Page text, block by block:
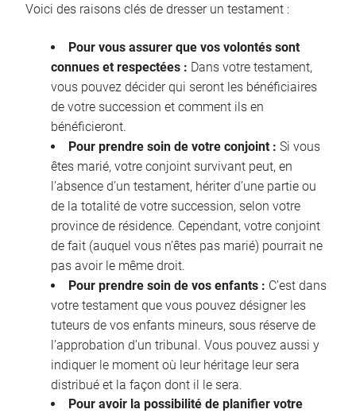
Voici des raisons clés de dresser un testament :
Pour vous assurer que vos volontés sont
connues et respectées : Dans votre testament,
vous pouvez décider qui seront les bénéficiaires
de votre succession et comment ils en
bénéficieront.
Pour prendre soin de votre conjoint : Si vous
êtes marié, votre conjoint survivant peut, en
l’absence d’un testament, hériter d’une partie ou
de la totalité de votre succession, selon votre
province de résidence. Cependant, votre conjoint
de fait (auquel vous n’êtes pas marié) pourrait ne
pas avoir le même droit.
Pour prendre soin de vos enfants : C’est dans
votre testament que vous pouvez désigner les
tuteurs de vos enfants mineurs, sous réserve de
l’approbation d’un tribunal. Vous pouvez aussi y
indiquer le moment où leur héritage leur sera
distribué et la façon dont il le sera.
Pour avoir la possibilité de planifier votre